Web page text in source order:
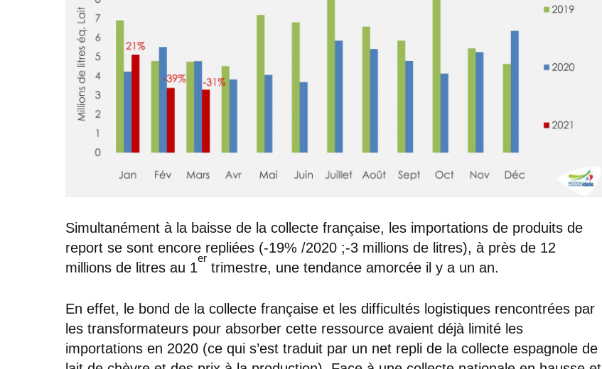
Simultanément à la baisse de la collecte française, les importations de produits de
report se sont encore repliées (-19% /2020 ;-3 millions de litres), à près de 12
millions de litres au 1
er
trimestre, une tendance amorcée il y a un an.
En effet, le bond de la collecte française et les difficultés logistiques rencontrées par
les transformateurs pour absorber cette ressource avaient déjà limité les
importations en 2020 (ce qui s’est traduit par un net repli de la collecte espagnole de